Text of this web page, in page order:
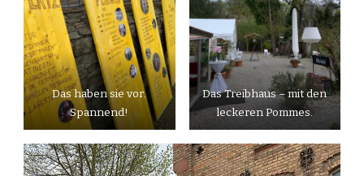
Das haben sie vor.
Spannend!
Das Treibhaus – mit den
leckeren Pommes.